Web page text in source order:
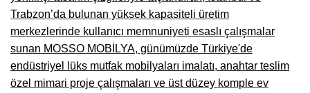
Burdur Mobilya İmalatçıları, Fabrikaları, Mağazaları
Eskişehir Mobilyacılar, Mobilya Mağazaları, Firmaları
Isparta Mobilyacılar, Mobilya Mağazaları, Fabrikaları
Trabzon’da bulunan yüksek kapasiteli üretim
merkezlerinde kullanıcı memnuniyeti esaslı çalışmalar
sunan MOSSO MOBİLYA, günümüzde Türkiye'de
endüstriyel lüks mutfak mobilyaları imalatı, anahtar teslim
özel mimari proje çalışmaları ve üst düzey komple ev